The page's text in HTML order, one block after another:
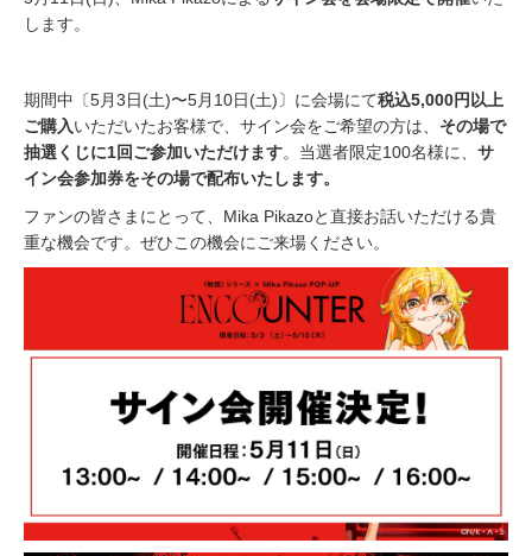
します。
期間中〔5月3日(土)〜5月10日(土)〕に会場にて税込5,000円以上
ご購入いただいたお客様で、サイン会をご希望の方は、 その場で
抽選くじに1回ご参加いただけます。当選者限定100名様に、 サ
イン会参加券をその場で配布いたします。
ファンの皆さまにとって、Mika Pikazoと直接お話いただける貴
重な機会です。ぜひこの機会にご来場ください。